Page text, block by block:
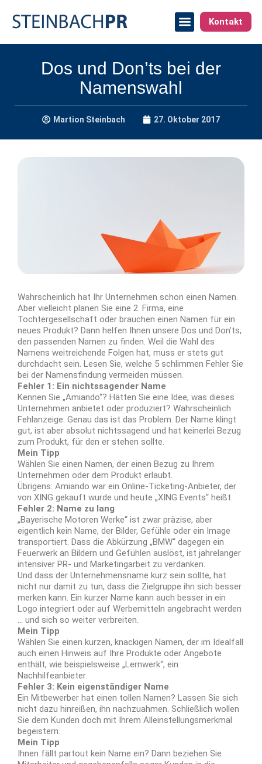
Kontakt
Dos und Don’ts bei der
Namenswahl
Martion Steinbach 27. Oktober 2017
Wahrscheinlich hat Ihr Unternehmen schon einen Namen.
Aber vielleicht planen Sie eine 2. Firma, eine
Tochtergesellschaft oder brauchen einen Namen für ein
neues Produkt? Dann helfen Ihnen unsere Dos und Don’ts,
den passenden Namen zu finden. Weil die Wahl des
Namens weitreichende Folgen hat, muss er stets gut
durchdacht sein. Lesen Sie, welche 5 schlimmen Fehler Sie
bei der Namensfindung vermeiden müssen.
Fehler 1: Ein nichtssagender Name
Kennen Sie „Amiando“? Hätten Sie eine Idee, was dieses
Unternehmen anbietet oder produziert? Wahrscheinlich
Fehlanzeige. Genau das ist das Problem. Der Name klingt
gut, ist aber absolut nichtssagend und hat keinerlei Bezug
zum Produkt, für den er stehen sollte.
Mein Tipp
Wählen Sie einen Namen, der einen Bezug zu Ihrem
Unternehmen oder dem Produkt erlaubt.
Übrigens: Amiando war ein Online-Ticketing-Anbieter, der
von XING gekauft wurde und heute „XING Events“ heißt.
Fehler 2: Name zu lang
„Bayerische Motoren Werke“ ist zwar präzise, aber
eigentlich kein Name, der Bilder, Gefühle oder ein Image
transportiert. Dass die Abkürzung „BMW“ dagegen ein
Feuerwerk an Bildern und Gefühlen auslöst, ist jahrelanger
intensiver PR- und Marketingarbeit zu verdanken.
Und dass der Unternehmensname kurz sein sollte, hat
nicht nur damit zu tun, dass die Zielgruppe ihn sich besser
merken kann. Ein kurzer Name kann auch besser in ein
Logo integriert oder auf Werbemitteln angebracht werden
… und sich so weiter verbreiten.
Mein Tipp
Wählen Sie einen kurzen, knackigen Namen, der im Idealfall
auch einen Hinweis auf Ihre Produkte oder Angebote
enthält, wie beispielsweise „Lernwerk“, ein
Nachhilfeanbieter.
Fehler 3: Kein eigenständiger Name
Ein Mitbewerber hat einen tollen Namen? Lassen Sie sich
nicht dazu hinreißen, ihn nachzuahmen. Schließlich wollen
Sie dem Kunden doch mit Ihrem Alleinstellungsmerkmal
begeistern.
Mein Tipp
Ihnen fällt partout kein Name ein? Dann beziehen Sie